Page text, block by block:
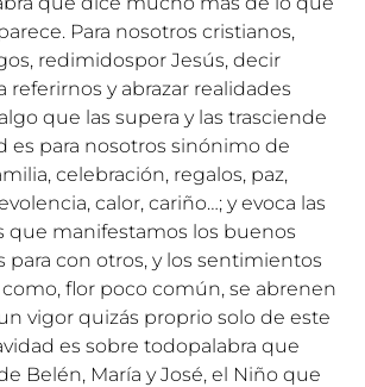
Para nosotros cristianos,
redimidospor Jesús, decir
referirnos y abrazar realidades
que las supera y las trasciende
es para nosotros sinónimo de
celebración, regalos, paz,
calor, cariño…; y evoca las
que manifestamos los buenos
para con otros, y los sentimientos
flor poco común, se abrenen
vigor quizás proprio solo de este
es sobre todopalabra que
Belén, María y José, el Niño que